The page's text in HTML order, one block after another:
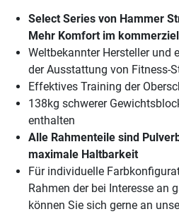
Select Series von Hammer
Mehr Komfort im
Weltbekannter Hersteller und
der Ausstattung von Fitness-
Effektives Training der
138kg schwerer
enthalten
Alle Rahmenteile sind
maximale Haltbarkeit
Für individuelle
Rahmen der bei Interesse an
können Sie sich gerne an